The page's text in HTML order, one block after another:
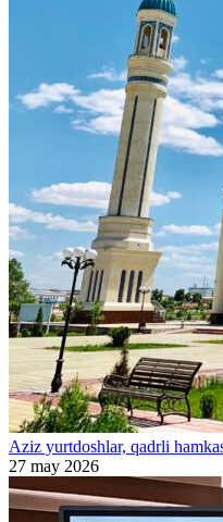
Aziz yurtdoshlar, qadrli
27 may 2026